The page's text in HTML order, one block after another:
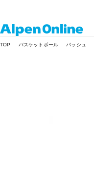
Online
TOP バスケットボール バッシュ